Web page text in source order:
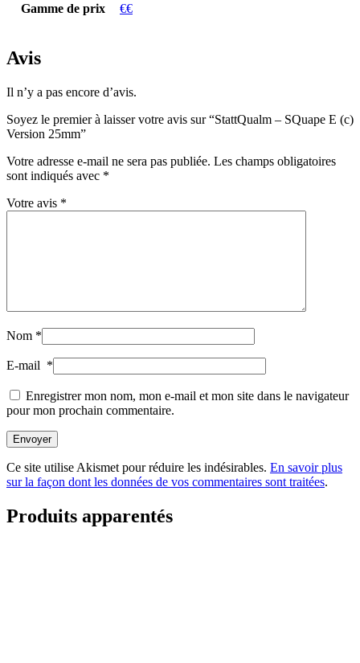
Gamme de prix €€
Avis
Il n’y a pas encore d’avis.
Soyez le premier à laisser votre avis sur “StattQualm – SQuape E (c)
Version 25mm”
Votre adresse e-mail ne sera pas publiée. Les champs obligatoires
sont indiqués avec *
Votre avis *
Nom *
E-mail *
Enregistrer mon nom, mon e-mail et mon site dans le navigateur
pour mon prochain commentaire.
Envoyer
Ce site utilise Akismet pour réduire les indésirables. En savoir plus
sur la façon dont les données de vos commentaires sont traitées.
Produits apparentés